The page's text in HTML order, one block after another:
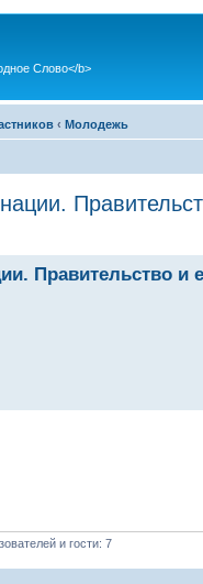
Слово</b>
‹ Молодежь
Правительство и
и гости: 7